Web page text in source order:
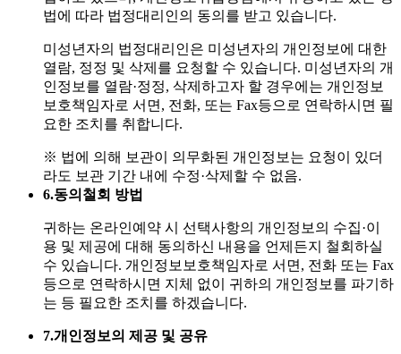
법에 따라 법정대리인의 동의를 받고 있습니다.
미성년자의 법정대리인은 미성년자의 개인정보에 대한
열람, 정정 및 삭제를 요청할 수 있습니다. 미성년자의 개
인정보를 열람·정정, 삭제하고자 할 경우에는 개인정보
보호책임자로 서면, 전화, 또는 Fax등으로 연락하시면 필
요한 조치를 취합니다.
※ 법에 의해 보관이 의무화된 개인정보는 요청이 있더
라도 보관 기간 내에 수정·삭제할 수 없음.
6.동의철회 방법
귀하는 온라인예약 시 선택사항의 개인정보의 수집·이
용 및 제공에 대해 동의하신 내용을 언제든지 철회하실
수 있습니다. 개인정보보호책임자로 서면, 전화 또는 Fax
등으로 연락하시면 지체 없이 귀하의 개인정보를 파기하
는 등 필요한 조치를 하겠습니다.
7.개인정보의 제공 및 공유